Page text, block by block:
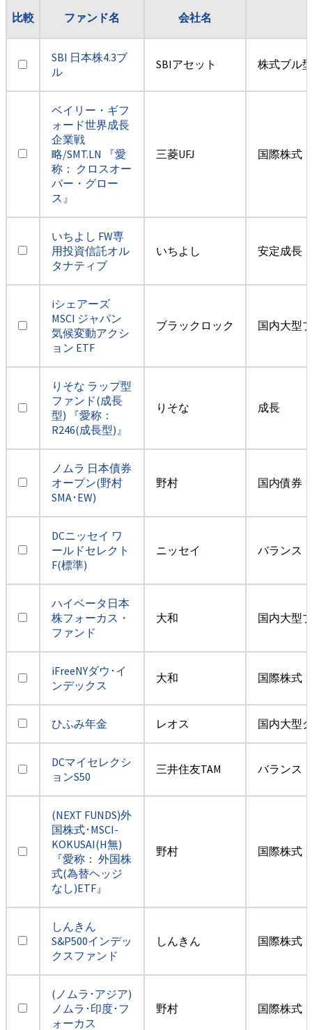
比較 ファンド名 会社名
SBI 日本株4.3ブ
ル
SBIアセット 株式ブル
ベイリー・ギフ
ォード世界成長
企業戦
略/SMT.LN 『愛
称： クロスオー
バー・グロー
ス』
三菱UFJ 国際株式
いちよし FW専
用投資信託オル
タナティブ
いちよし 安定成長
iシェアーズ
MSCI ジャパン
気候変動アクシ
ョン ETF
ブラックロック 国内大型
りそな ラップ型
ファンド(成長
型) 『愛称：
R246(成長型)』
りそな 成長
ノムラ 日本債券
オープン(野村
SMA･EW)
野村 国内債券
DCニッセイ ワ
ールドセレクト
F(標準)
ニッセイ バランス
ハイベータ日本
株フォーカス・
ファンド
大和 国内大型
iFreeNYダウ･イ
ンデックス
大和 国際株式
ひふみ年金 レオス 国内大型
DCマイセレクシ
ョンS50
三井住友TAM バランス
(NEXT FUNDS)外
国株式･MSCI-
KOKUSAI(H無)
『愛称： 外国株
式(為替ヘッジ
なし)ETF』
野村 国際株式
しんきん
S&P500インデッ
クスファンド
しんきん 国際株式
(ノムラ･アジア)
ノムラ･印度･フ
ォーカス
野村 国際株式